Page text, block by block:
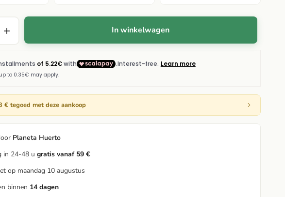
In winkelwagen
€ tegoed met deze aankoop
Planeta Huerto
in 24-48 u gratis vanaf 59 €
op maandag 10 augustus
binnen 14 dagen